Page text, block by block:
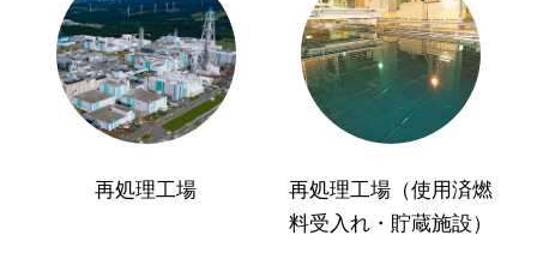
再処理工場
再処理工場（使用済燃
料受入れ・貯蔵施設）